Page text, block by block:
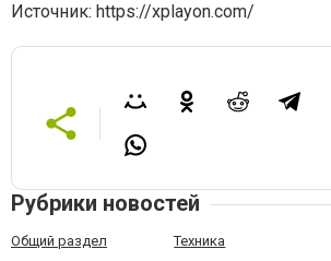
Источник: https://xplayon.com/
Рубрики новостей
Общий раздел Техника